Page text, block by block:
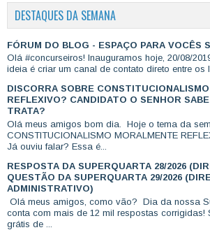
DESTAQUES DA SEMANA
FÓRUM DO BLOG - ESPAÇO PARA VOCÊS
Olá #concurseiros! Inauguramos hoje, 20/08/
ideia é criar um canal de contato direto entre os
DISCORRA SOBRE
REFLEXIVO? CANDIDATO O SENHOR
TRATA?
Olá meus amigos bom dia. Hoje o tema da
CONSTITUCIONALISMO MORALMENTE
Já ouviu falar? Essa é...
RESPOSTA DA SUPERQUARTA 28/2026
QUESTÃO DA SUPERQUARTA 29/2026
ADMINISTRATIVO)
Olá meus amigos, como vão? Dia da nossa
conta com mais de 12 mil respostas corrigidas!
grátis de ...